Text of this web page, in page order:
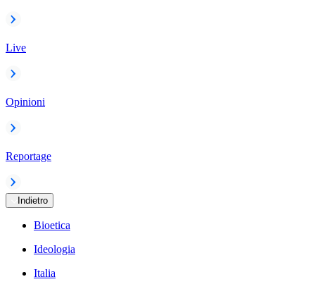
Live
Opinioni
Reportage
Indietro
Bioetica
Ideologia
Italia